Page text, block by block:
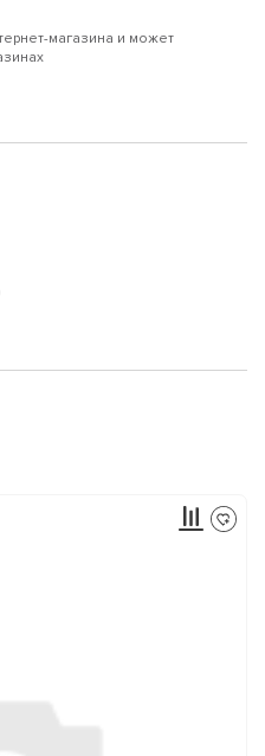
магазина и может